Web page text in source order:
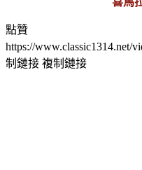
點贊
https://www.classic1314.net/
制鏈接 複制鏈接